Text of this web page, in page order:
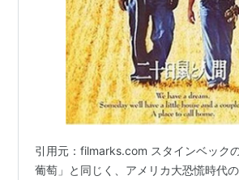
引用元：filmarks.com スタインベック
葡萄」と同じく、アメリカ大恐慌時代